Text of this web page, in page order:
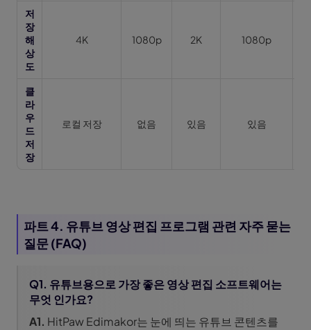
저
장
해
상
도
4K 1080p 2K 1080p
클
라
우
드
저
장
로컬 저장 없음 있음 있음
파트 4. 유튜브 영상 편집 프로그램 관련 자주 묻는
질문 (FAQ)
Q1. 유튜브용으로 가장 좋은 영상 편집 소프트웨어는
무엇 인가요?
A1. HitPaw Edimakor는 눈에 띄는 유튜브 콘텐츠를